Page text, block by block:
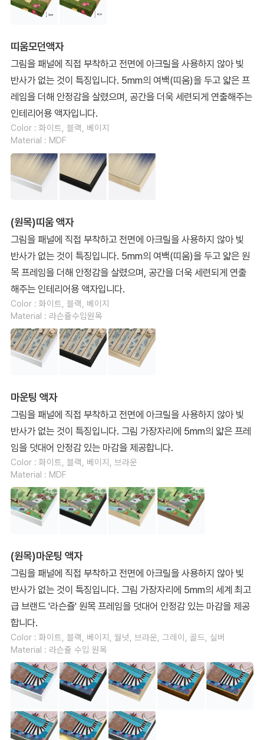
띠움모던액자
그림을 패널에 직접 부착하고 전면에 아크릴을 사용하지 않아 빛
반사가 없는 것이 특징입니다. 5mm의 여백(띠움)을 두고 얇은 프
레임을 더해 안정감을 살렸으며, 공간을 더욱 세련되게 연출해주는
인테리어용 액자입니다.
Color : 화이트, 블랙, 베이지
Material : MDF
(원목)띠움 액자
그림을 패널에 직접 부착하고 전면에 아크릴을 사용하지 않아 빛
반사가 없는 것이 특징입니다. 5mm의 여백(띠움)을 두고 얇은 원
목 프레임을 더해 안정감을 살렸으며, 공간을 더욱 세련되게 연출
해주는 인테리어용 액자입니다.
Color : 화이트, 블랙, 베이지
Material : 라슨쥴수입원목
마운팅 액자
그림을 패널에 직접 부착하고 전면에 아크릴을 사용하지 않아 빛
반사가 없는 것이 특징입니다. 그림 가장자리에 5mm의 얇은 프레
임을 덧대어 안정감 있는 마감을 제공합니다.
Color : 화이트, 블랙, 베이지, 브라운
Material : MDF
(원목)마운팅 액자
그림을 패널에 직접 부착하고 전면에 아크릴을 사용하지 않아 빛
반사가 없는 것이 특징입니다. 그림 가장자리에 5mm의 세계 최고
급 브랜드 '라슨쥴' 원목 프레임을 덧대어 안정감 있는 마감을 제공
합니다.
Color : 화이트, 블랙, 베이지, 월넛, 브라운, 그레이, 골드, 실버
Material : 라슨쥴 수입 원목